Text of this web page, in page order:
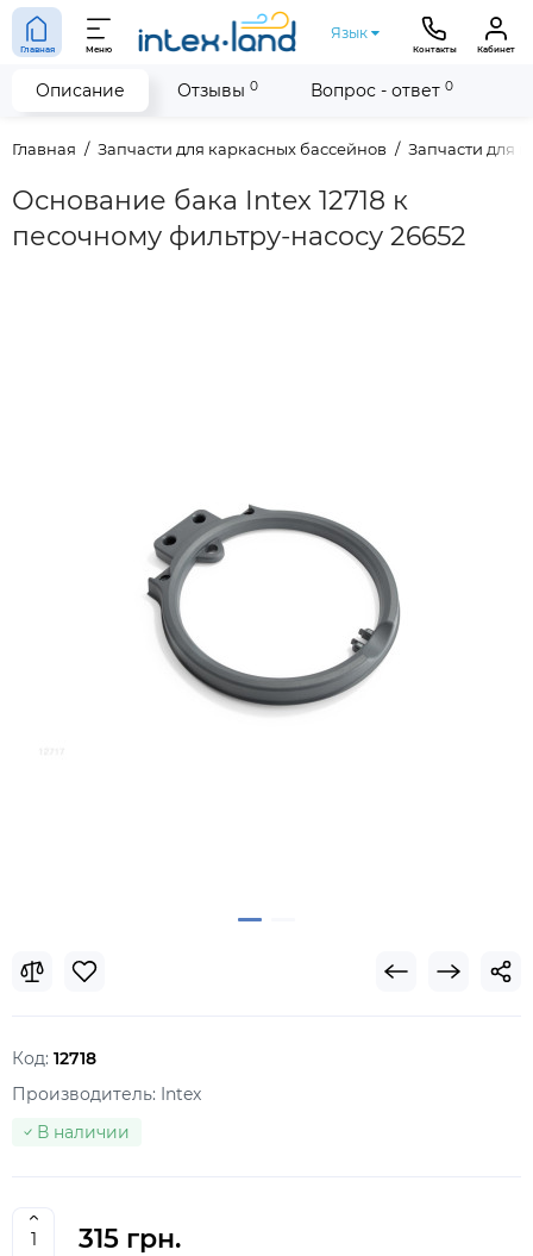
Главная Меню
Язык
Контакты Кабинет
Главная Запчасти для каркасных бассейнов Запчасти для
Основание бака Intex 12718 к
песочному фильтру-насосу 26652
Код: 12718
Производитель: Intex
В наличии
315 грн.
Описание Отзывы 0 Вопрос - ответ 0